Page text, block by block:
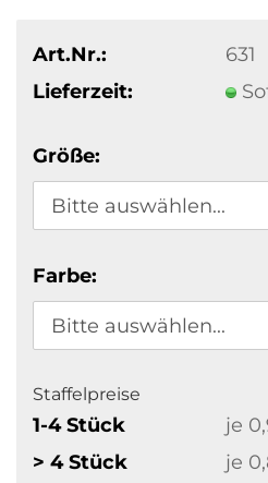
Art.Nr.:
631
Lieferzeit:
Größe:
Farbe:
Staffelpreise
1-4 Stück
je
> 4 Stück
je